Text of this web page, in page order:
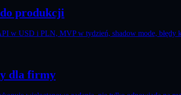
produkcji
w USD i PLN, MVP w tydzień, shadow mode, błędy
dla firmy